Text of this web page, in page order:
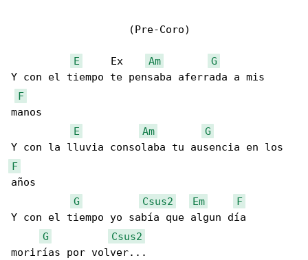
                   (Pre-Coro)
E
     Ex
Am
G
Y con el tiempo te pensaba aferrada a mis
F
manos
E
Am
G
F
años
G
Csus2 Em
F
Y con el tiempo yo sabía que algun día
G
Csus2
morirías por volver...